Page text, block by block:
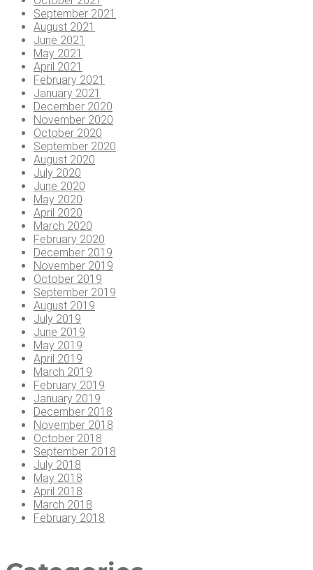
September 2021
August 2021
June 2021
May 2021
April 2021
February 2021
January 2021
December 2020
November 2020
October 2020
September 2020
August 2020
July 2020
June 2020
May 2020
April 2020
March 2020
February 2020
December 2019
November 2019
October 2019
September 2019
August 2019
July 2019
June 2019
May 2019
April 2019
March 2019
February 2019
January 2019
December 2018
November 2018
October 2018
September 2018
July 2018
May 2018
April 2018
March 2018
February 2018